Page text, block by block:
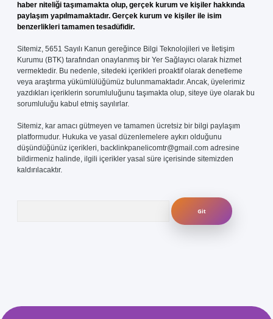
haber niteliği taşımamakta olup, gerçek kurum ve kişiler hakkında
paylaşım yapılmamaktadır. Gerçek kurum ve kişiler ile isim
benzerlikleri tamamen tesadüfidir.
Sitemiz, 5651 Sayılı Kanun gereğince Bilgi Teknolojileri ve İletişim
Kurumu (BTK) tarafından onaylanmış bir Yer Sağlayıcı olarak hizmet
vermektedir. Bu nedenle, sitedeki içerikleri proaktif olarak denetleme
veya araştırma yükümlülüğümüz bulunmamaktadır. Ancak, üyelerimiz
yazdıkları içeriklerin sorumluluğunu taşımakta olup, siteye üye olarak bu
sorumluluğu kabul etmiş sayılırlar.
Sitemiz, kar amacı gütmeyen ve tamamen ücretsiz bir bilgi paylaşım
platformudur. Hukuka ve yasal düzenlemelere aykırı olduğunu
düşündüğünüz içerikleri, backlinkpanelicomtr@gmail.com adresine
bildirmeniz halinde, ilgili içerikler yasal süre içerisinde sitemizden
kaldırılacaktır.